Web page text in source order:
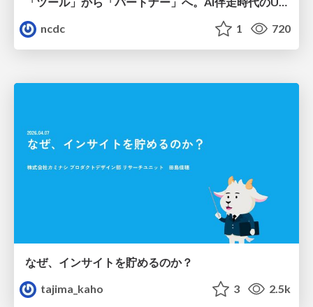
ncdc
1 720
なぜ、インサイトを貯めるのか？
tajima_kaho
3 2.5k